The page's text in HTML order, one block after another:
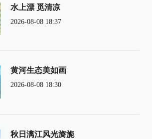
水上漂 觅清凉
2026-08-08 18:37
黄河生态美如画
2026-08-08 18:30
秋日漓江风光旖旎